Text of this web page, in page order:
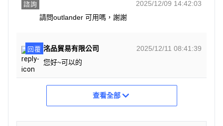
諮詢
2025/12/09 14:42:03
請問outlander 可用嗎，謝謝
回覆 洺品貿易有限公司
2025/12/11 08:41:39
您好~可以的
查看全部